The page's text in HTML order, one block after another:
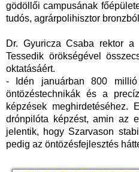
gödöllői campusának
tudós, agrárpolihisztor
Dr. Gyuricza Csaba rektor
Tessedik örökségével
oktatásáért.
- Idén januárban 800
öntözéstechnikák és a
képzések
drónpilóta képzést, amin az
jelentik, hogy Szarvason
pedig az öntözésfejlesztés